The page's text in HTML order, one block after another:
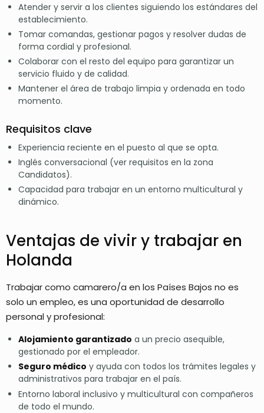
Atender y servir a los clientes siguiendo los estándares del
establecimiento.
Tomar comandas, gestionar pagos y resolver dudas de
forma cordial y profesional.
Colaborar con el resto del equipo para garantizar un
servicio fluido y de calidad.
Mantener el área de trabajo limpia y ordenada en todo
momento.
Requisitos clave
Experiencia reciente en el puesto al que se opta.
Inglés conversacional (ver requisitos en la zona
Candidatos).
Capacidad para trabajar en un entorno multicultural y
dinámico.
Ventajas de vivir y trabajar en
Holanda
Trabajar como camarero/a en los Países Bajos no es
solo un empleo, es una oportunidad de desarrollo
personal y profesional:
Alojamiento garantizado a un precio asequible,
gestionado por el empleador.
Seguro médico y ayuda con todos los trámites legales y
administrativos para trabajar en el país.
Entorno laboral inclusivo y multicultural con compañeros
de todo el mundo.